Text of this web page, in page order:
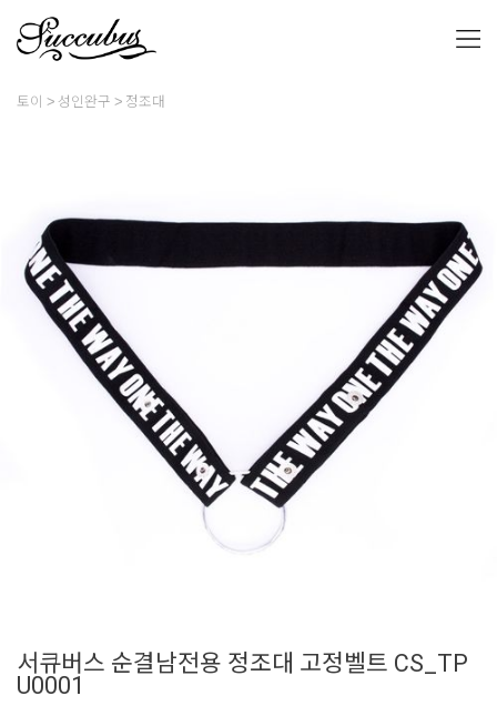
토이 성인완구 정조대
서큐버스 순결남전용 정조대 고정벨트 CS_TP
U0001